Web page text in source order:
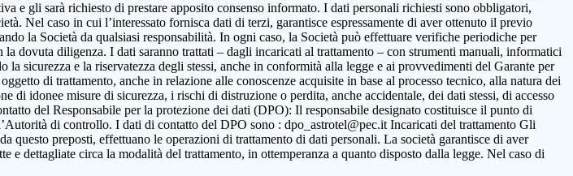
e gli sarà richiesto di prestare apposito consenso informato. I dati personali richiesti sono obbligatori,
Nel caso in cui l’interessato fornisca dati di terzi, garantisce espressamente di aver ottenuto il previo
la Società da qualsiasi responsabilità. In ogni caso, la Società può effettuare verifiche periodiche per
dovuta diligenza. I dati saranno trattati – dagli incaricati al trattamento – con strumenti manuali, informatici
sicurezza e la riservatezza degli stessi, anche in conformità alla legge e ai provvedimenti del Garante per
di trattamento, anche in relazione alle conoscenze acquisite in base al processo tecnico, alla natura dei
di idonee misure di sicurezza, i rischi di distruzione o perdita, anche accidentale, dei dati stessi, di accesso
del Responsabile per la protezione dei dati (DPO): Il responsabile designato costituisce il punto di
di controllo. I dati di contatto del DPO sono : dpo_astrotel@pec.it Incaricati del trattamento Gli
preposti, effettuano le operazioni di trattamento di dati personali. La società garantisce di aver
dettagliate circa la modalità del trattamento, in ottemperanza a quanto disposto dalla legge. Nel caso di